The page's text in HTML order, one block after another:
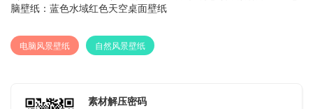
脑壁纸：蓝色水域红色天空桌面壁纸
电脑风景壁纸 自然风景壁纸
素材解压密码